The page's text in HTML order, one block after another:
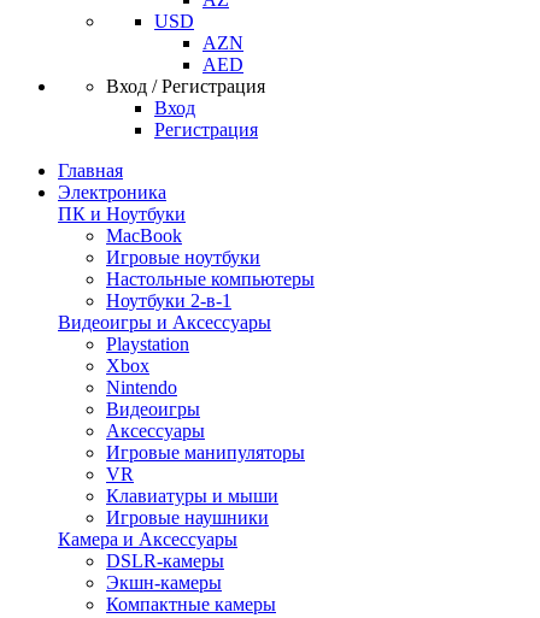
USD
AZN
AED
Вход / Регистрация
Вход
Регистрация
Главная
Электроника
ПК и Ноутбуки
MacBook
Игровые ноутбуки
Настольные компьютеры
Ноутбуки 2-в-1
Видеоигры и Аксессуары
Playstation
Xbox
Nintendo
Видеоигры
Аксессуары
Игровые манипуляторы
VR
Клавиатуры и мыши
Игровые наушники
Камера и Аксессуары
DSLR-камеры
Экшн-камеры
Компактные камеры